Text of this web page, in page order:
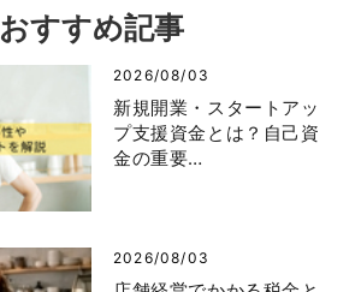
おすすめ記事
2026/08/03
新規開業・スタートアッ
プ支援資金とは？自己資
金の重要…
2026/08/03